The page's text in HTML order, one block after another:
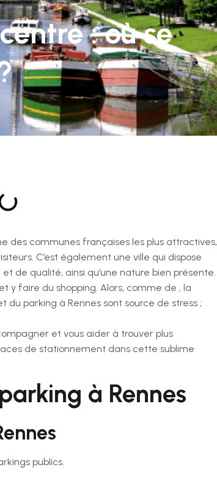
: où se
des communes françaises les plus attractives,
C’est également une ville qui dispose
de qualité, ainsi qu’une nature bien présente.
y faire du shopping. Alors, comme de , la
parking à Rennes sont source de stress ;
et vous aider à trouver plus
de stationnement dans cette sublime
à Rennes
publics.